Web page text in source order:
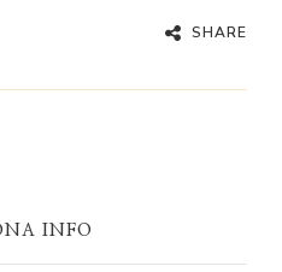
SHARE
INFO